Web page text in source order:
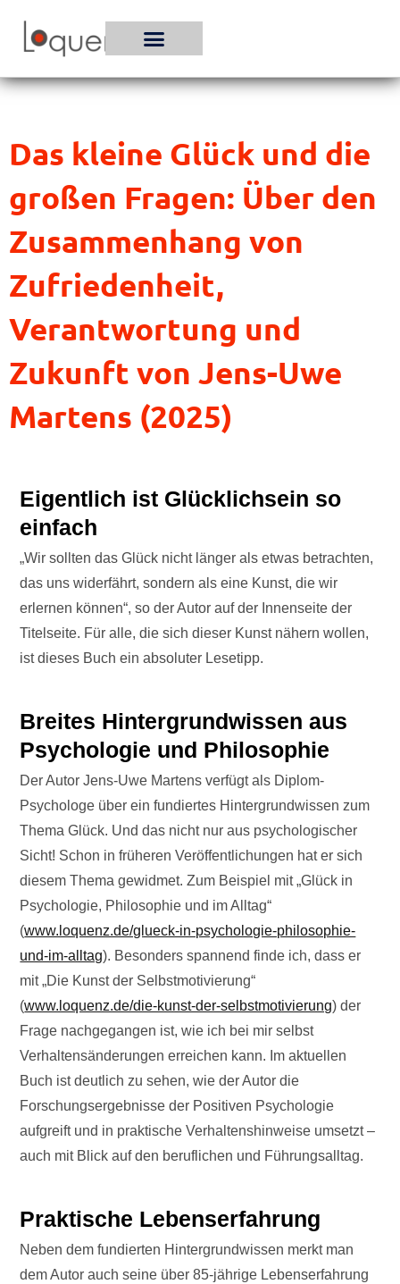
Inhalt
Das kleine Glück und die
großen Fragen: Über den
Zusammenhang von
Zufriedenheit,
Verantwortung und
Zukunft von Jens-Uwe
Martens (2025)
Eigentlich ist Glücklichsein so
einfach
„Wir sollten das Glück nicht länger als etwas betrachten,
das uns widerfährt, sondern als eine Kunst, die wir
erlernen können“, so der Autor auf der Innenseite der
Titelseite. Für alle, die sich dieser Kunst nähern wollen,
ist dieses Buch ein absoluter Lesetipp.
Breites Hintergrundwissen aus
Psychologie und Philosophie
Der Autor Jens-Uwe Martens verfügt als Diplom-
Psychologe über ein fundiertes Hintergrundwissen zum
Thema Glück. Und das nicht nur aus psychologischer
Sicht! Schon in früheren Veröffentlichungen hat er sich
diesem Thema gewidmet. Zum Beispiel mit „Glück in
Psychologie, Philosophie und im Alltag“
(www.loquenz.de/glueck-in-psychologie-philosophie-
und-im-alltag). Besonders spannend finde ich, dass er
mit „Die Kunst der Selbstmotivierung“
(www.loquenz.de/die-kunst-der-selbstmotivierung) der
Frage nachgegangen ist, wie ich bei mir selbst
Verhaltensänderungen erreichen kann. Im aktuellen
Buch ist deutlich zu sehen, wie der Autor die
Forschungsergebnisse der Positiven Psychologie
aufgreift und in praktische Verhaltenshinweise umsetzt –
auch mit Blick auf den beruflichen und Führungsalltag.
Praktische Lebenserfahrung
Neben dem fundierten Hintergrundwissen merkt man
dem Autor auch seine über 85-jährige Lebenserfahrung